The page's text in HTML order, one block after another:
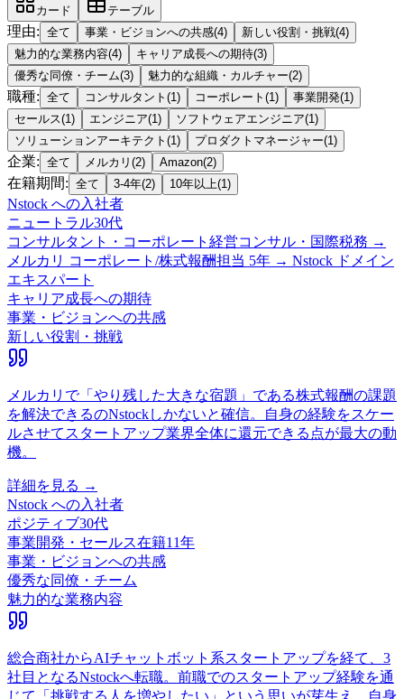
カード テーブル
理由: 全て 事業・ビジョンへの共感(4) 新しい役割・挑戦(4)
魅力的な業務内容(4) キャリア成長への期待(3)
優秀な同僚・チーム(3) 魅力的な組織・カルチャー(2)
職種: 全て コンサルタント (1) コーポレート (1) 事業開発(1)
セールス(1) エンジニア(1) ソフトウェアエンジニア(1)
ソリューションアーキテクト (1) プロダクトマネージャー(1)
企業: 全て メルカリ (2) Amazon(2)
在籍期間: 全て 3-4年(2) 10年以上(1)
Nstock への入社者
ニュートラル30代
コンサルタント・コーポレート 経営コンサル・国際税務 →
メルカリ コーポレート/株式報酬担当 5年 → Nstock ドメイン
エキスパート
キャリア成長への期待
事業・ビジョンへの共感
新しい役割・挑戦
メルカリで「やり残した大きな宿題」である株式報酬の課題
を解決できるのNstockしかないと確信。自身の経験をスケー
ルさせてスタートアップ業界全体に還元できる点が最大の動
機。
詳細を見る →
Nstock への入社者
ポジティブ30代
事業開発・セールス在籍11年
事業・ビジョンへの共感
優秀な同僚・チーム
魅力的な業務内容
総合商社からAIチャットボット系スタートアップを経て、3
社目となるNstockへ転職。前職でのスタートアップ経験を通